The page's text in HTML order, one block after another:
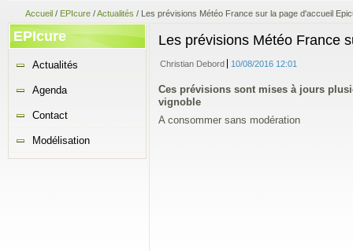
Accueil / EPIcure /Actualités / Les prévisions Météo France sur la page d'accueil
EPIcure
Actualités
Agenda
Contact
Modélisation
Les prévisions Météo France
Christian Debord 10/08/2016 12:01
Ces prévisions sont mises à jours
vignoble
A consommer sans modération